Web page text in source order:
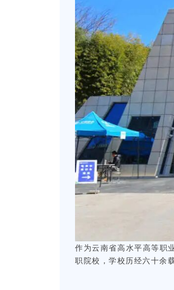
作为云南省高水平高等职
职院校，学校历经六十余